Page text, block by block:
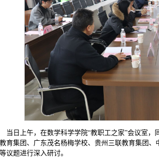
当日上午，在数学科学学院“教职工之家”会议室
育集团、广东茂名杨梅学校、贵州三联教育集团
议题进行深入研讨。